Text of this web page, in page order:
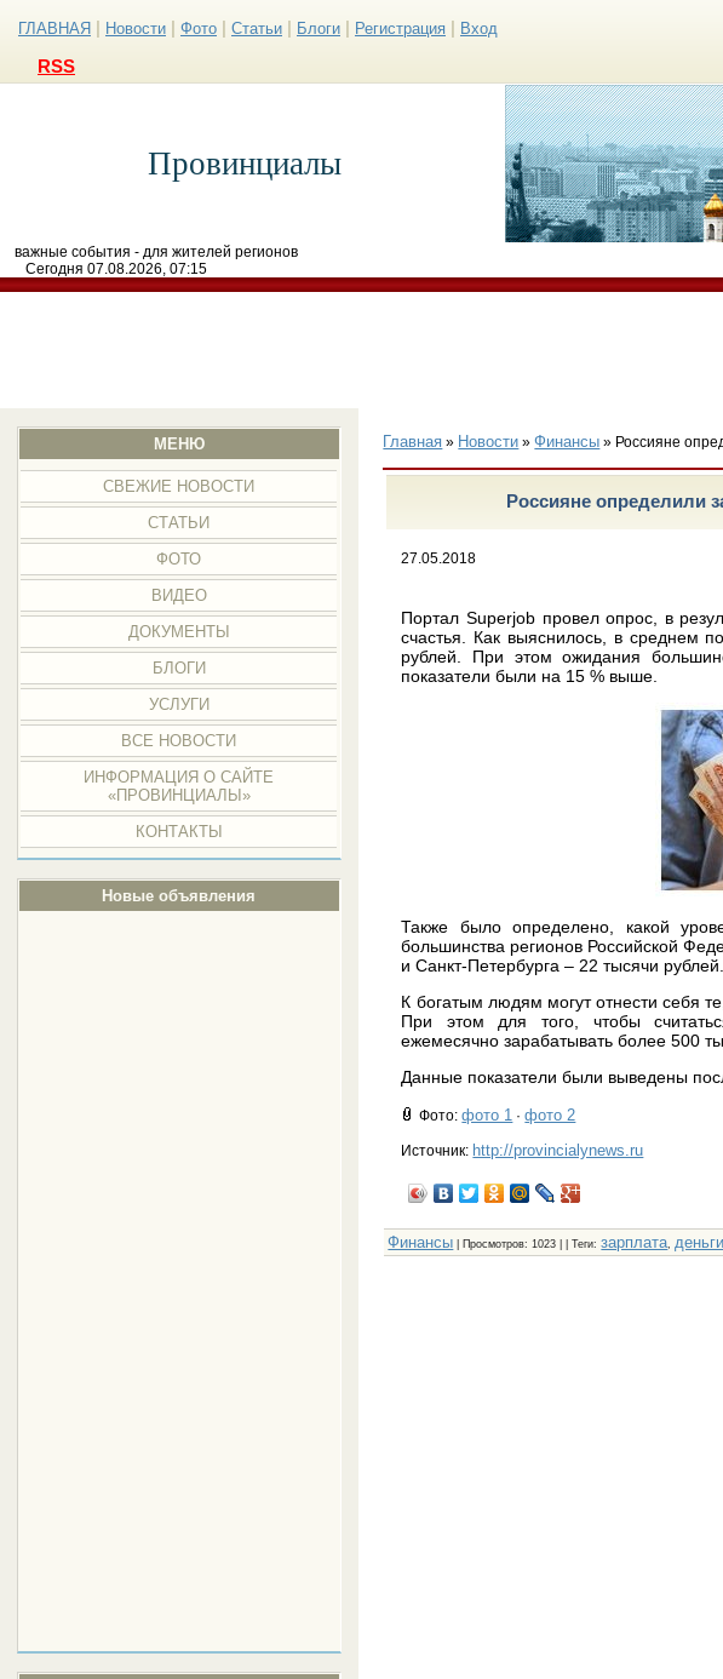
ГЛАВНАЯ Новости Фото Статьи Блоги Регистрация Вход
RSS
Провинциалы
важные события - для жителей регионов
Сегодня 07.08.2026, 07:15
МЕНЮ
СВЕЖИЕ НОВОСТИ
СТАТЬИ
ФОТО
ВИДЕО
ДОКУМЕНТЫ
БЛОГИ
УСЛУГИ
ВСЕ НОВОСТИ
ИНФОРМАЦИЯ О САЙТЕ
«ПРОВИНЦИАЛЫ»
КОНТАКТЫ
Новые объявления
Главная » Новости »Финансы » Россияне
Россияне определили
27.05.2018
Портал Superjob провел опрос, в
счастья. Как выяснилось, в среднем
рублей. При этом ожидания
показатели были на 15 % выше.
Также было определено, какой
большинства регионов Российской
и Санкт-Петербурга – 22 тысячи рублей.
К богатым людям могут отнести себя
При этом для того, чтобы
ежемесячно зарабатывать более 500
Данные показатели были выведены
Фото:фото 1 ·фото 2
Источник: http://provincialynews.ru
Финансы Просмотров: 1023 | |Теги:зарплата,